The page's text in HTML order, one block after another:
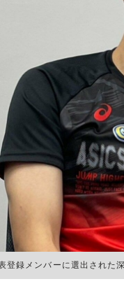
登録メンバーに選出された